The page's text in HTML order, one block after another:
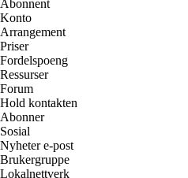
Abonnent
Konto
Arrangement
Priser
Fordelspoeng
Ressurser
Forum
Hold kontakten
Abonner
Sosial
Nyheter e-post
Brukergruppe
Lokalnettverk